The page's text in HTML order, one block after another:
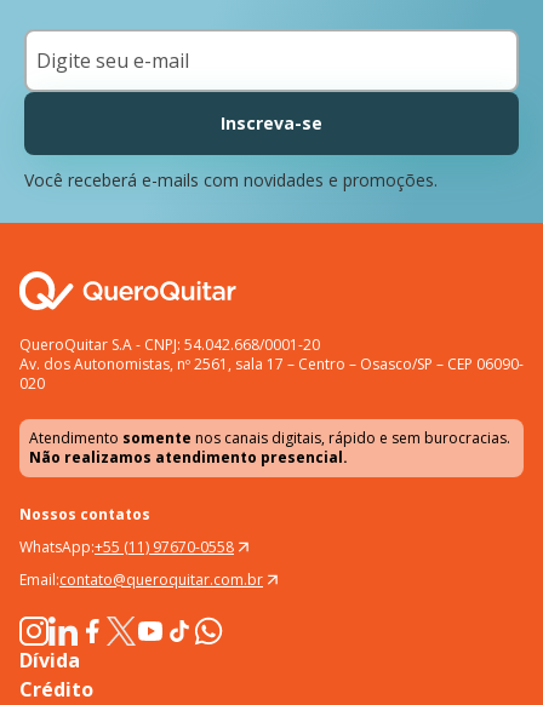
Inscreva-se
Você receberá e-mails com novidades e promoções.
QueroQuitar S.A - CNPJ: 54.042.668/0001-20
Av. dos Autonomistas, nº 2561, sala 17 – Centro – Osasco/SP – CEP 06090-
020
Atendimento somente nos canais digitais, rápido e sem burocracias.
Não realizamos atendimento presencial.
Nossos contatos
WhatsApp:+55 (11) 97670-0558
Email:contato@queroquitar.com.br
Dívida
Crédito